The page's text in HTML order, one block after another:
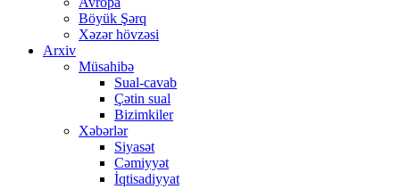
Böyük Şərq
Xəzər hövzəsi
Arxiv
Müsahibə
Sual-cavab
Çətin sual
Bizimkiler
Xəbərlər
Siyasət
Cəmiyyət
İqtisadiyyat